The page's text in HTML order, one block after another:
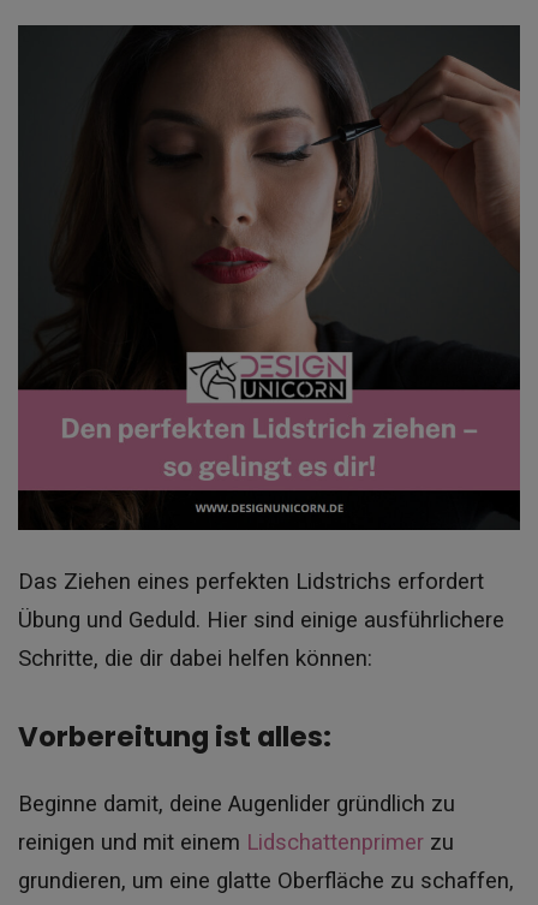
Das Ziehen eines perfekten Lidstrichs erfordert
Übung und Geduld. Hier sind einige ausführlichere
Schritte, die dir dabei helfen können:
Vorbereitung ist alles:
Beginne damit, deine Augenlider gründlich zu
reinigen und mit einem Lidschattenprimer zu
grundieren, um eine glatte Oberfläche zu schaffen,